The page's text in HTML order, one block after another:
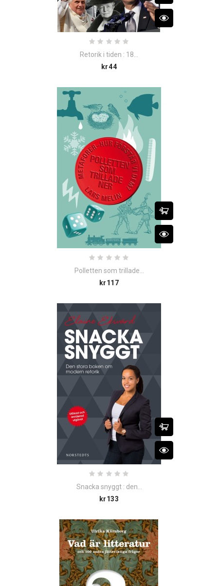
Retorik i tiden : 18...
kr44Price
Polletten som trillade...
kr117Price
Snacka snyggt : den...
kr133